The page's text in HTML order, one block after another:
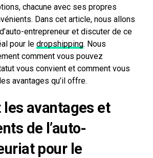
chacune avec ses propres
Dans cet article, nous allons
entrepreneur et discuter de ce
pour le dropshipping. Nous
comment vous pouvez
vous convient et comment vous
avantages qu’il offre.
les avantages et
de l’auto-
pour le